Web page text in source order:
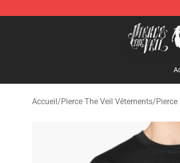
Pierce The Veil Store - Official Pierce The
Accueil/Pierce The Veil Vêtements/